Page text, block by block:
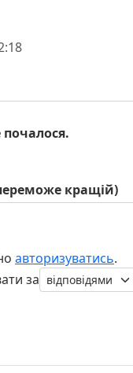
почалося.
кращій)
авторизуватись.
за